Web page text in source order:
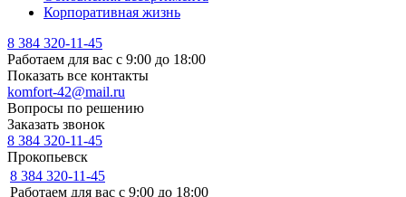
Корпоративная жизнь
8 384 320-11-45
Работаем для вас с 9:00 до 18:00
Показать все контакты
komfort-42@mail.ru
Вопросы по решению
Заказать звонок
8 384 320-11-45
Прокопьевск
8 384 320-11-45
Работаем для вас с 9:00 до 18:00